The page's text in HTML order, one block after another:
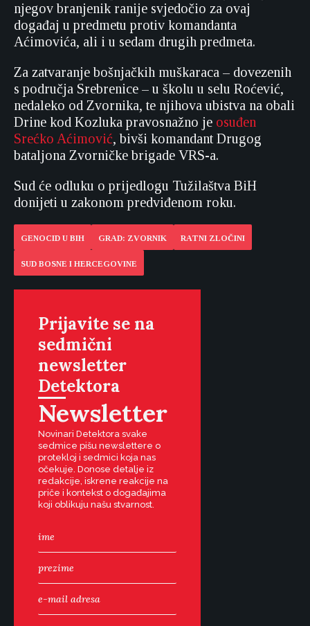
njegov branjenik ranije svjedočio za ovaj
događaj u predmetu protiv komandanta
Aćimovića, ali i u sedam drugih predmeta.
Za zatvaranje bošnjačkih muškaraca – dovezenih
s područja Srebrenice – u školu u selu Roćević,
nedaleko od Zvornika, te njihova ubistva na obali
Drine kod Kozluka pravosnažno je osuđen
Srećko Aćimović, bivši komandant Drugog
bataljona Zvorničke brigade VRS-a.
Sud će odluku o prijedlogu Tužilaštva BiH
donijeti u zakonom predviđenom roku.
GENOCID U BIH GRAD: ZVORNIK RATNI ZLOČINI
SUD BOSNE I HERCEGOVINE
Prijavite se na
sedmični
newsletter
Detektora
Newsletter
Novinari Detektora svake
sedmice pišu newslettere o
protekloj i sedmici koja nas
očekuje. Donose detalje iz
redakcije, iskrene reakcije na
priče i kontekst o događajima
koji oblikuju našu stvarnost.